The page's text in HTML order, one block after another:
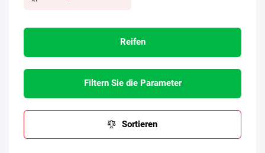
Reifen
Filtern Sie die Parameter
Sortieren